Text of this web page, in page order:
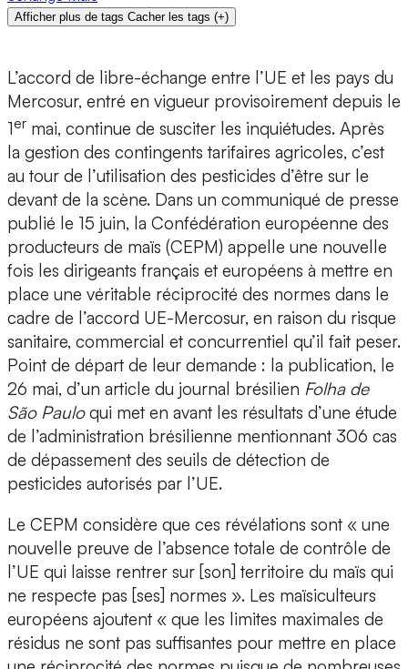
Afficher plus de tags Cacher les tags (+)
L’accord de libre-échange entre l’UE et les pays du
Mercosur, entré en vigueur provisoirement depuis le
1er mai, continue de susciter les inquiétudes. Après
la gestion des contingents tarifaires agricoles, c’est
au tour de l’utilisation des pesticides d’être sur le
devant de la scène. Dans un communiqué de presse
publié le 15 juin, la Confédération européenne des
producteurs de maïs (CEPM) appelle une nouvelle
fois les dirigeants français et européens à mettre en
place une véritable réciprocité des normes dans le
cadre de l’accord UE-Mercosur, en raison du risque
sanitaire, commercial et concurrentiel qu’il fait peser.
Point de départ de leur demande : la publication, le
26 mai, d’un article du journal brésilien Folha de
São Pauloqui met en avant les résultats d’une étude
de l’administration brésilienne mentionnant 306 cas
de dépassement des seuils de détection de
pesticides autorisés par l’UE.
Le CEPM considère que ces révélations sont « une
nouvelle preuve de l’absence totale de contrôle de
l’UE qui laisse rentrer sur [son] territoire du maïs qui
ne respecte pas [ses] normes ». Les maïsiculteurs
européens ajoutent « que les limites maximales de
résidus ne sont pas suffisantes pour mettre en place